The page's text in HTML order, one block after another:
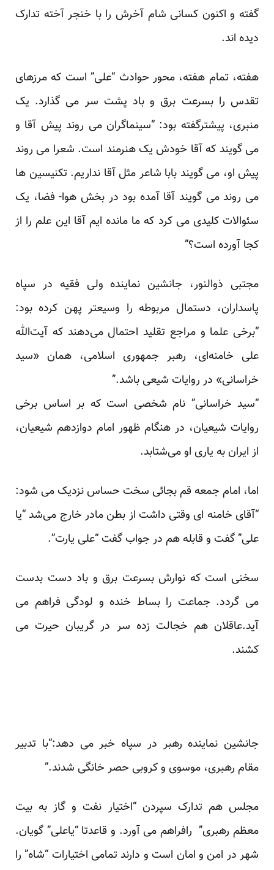
گفته و اکنون کسانی شام آخرش را با خنجر آخته تدارک
دیده اند.
هفته، تمام هفته، محور حوادث “علی” است که مرزهای
تقدس را بسرعت برق و باد پشت سر می گذارد. یک
منبری، پیشترگفته بود: “سینماگران می روند پیش آقا و
می گویند که آقا خودش یک هنرمند است. شعرا می روند
پیش او، می گویند بابا شاعر مثل آقا نداریم. تکنیسین ها
می روند می گویند آقا آمده بود در بخش هوا- فضا، یک
سئوالات کلیدی می کرد که ما مانده ایم آقا این علم را از
کجا آورده است؟”
مجتبی ذوالنور، جانشین نماینده ولی فقیه در سپاه
پاسداران، دستمال مربوطه را وسیعتر پهن کرده بود:
“برخی علما و مراجع تقلید احتمال می‌دهند که آیت‌الله
علی خامنه‌ای، رهبر جمهوری اسلامی، همان «سید
خراسانی» در روایات شیعی باشد.”
“سید خراسانی” نام شخصی است که بر اساس برخی
روایات شیعیان، در هنگام ظهور امام دوازدهم شیعیان،
از ایران به یاری او می‌شتابد.
اما، امام جمعه قم بجائی سخت حساس نزدیک می شود:
“آقای خامنه ای وقتی داشت از بطن مادر خارج می‌شد “یا
علی” گفت و قابله هم در جواب گفت “علی یارت”.
سخنی است که نوارش بسرعت برق و باد دست بدست
می گردد. جماعت را بساط خنده و لودگی فراهم می
آید.عاقلان هم خجالت زده سر در گریبان حیرت می
کشند.
جانشین نماینده رهبر در سپاه خبر می دهد:“با تدبیر
مقام رهبری، موسوی و کروبی حصر خانگی شدند.”
مجلس هم تدارک سپردن “اختیار نفت و گاز به بیت
معظم رهبری” رافراهم می آورد. و قاعدتا “یاعلی” گویان.
شهر در امن و امان است و دارند تمامی اختیارات “شاه” را